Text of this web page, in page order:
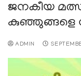
ജനകീയ
കുഞ്ഞുങ്ങളെ
ADMIN